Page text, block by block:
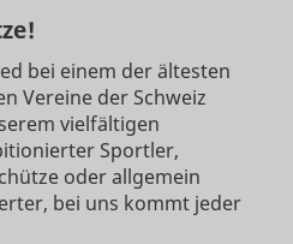
bei einem der ältesten
Vereine der Schweiz
vielfältigen
Sportler,
oder allgemein
bei uns kommt jeder